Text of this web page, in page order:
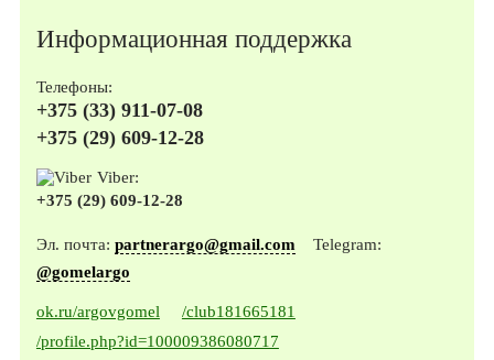
Информационная поддержка
Телефоны:
+375 (33) 911-07-08
+375 (29) 609-12-28
Viber:
+375 (29) 609-12-28
Эл. почта: partnerargo@gmail.com Telegram:
@gomelargo
ok.ru/argovgomel
/club181665181
/profile.php?id=100009386080717